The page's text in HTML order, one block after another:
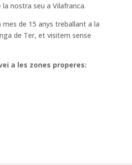
nostra seu a Vilafranca.
de 15 anys treballant a la
de Ter, et visitem sense
a les zones properes: